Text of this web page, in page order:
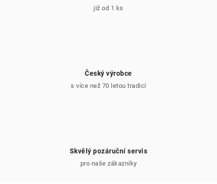
již od 1 ks
Český výrobce
s více než 70 letou tradicí
Skvělý pozáruční servis
pro naše zákazníky